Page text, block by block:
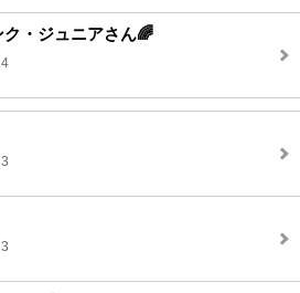
ク・ジュニアさん🌈
4
3
3